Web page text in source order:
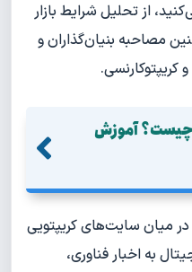
از تحلیل شرایط بازار
مصاحبه بنیان‌گذاران و
کریپتوکارنسی.
آموزش
میان سایت‌های کریپتویی
به اخبار فناوری،